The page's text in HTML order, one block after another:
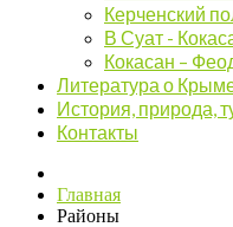
Керченский
В Суат -
Кокасан –
Литература о
История, природа,
Контакты
Главная
Районы